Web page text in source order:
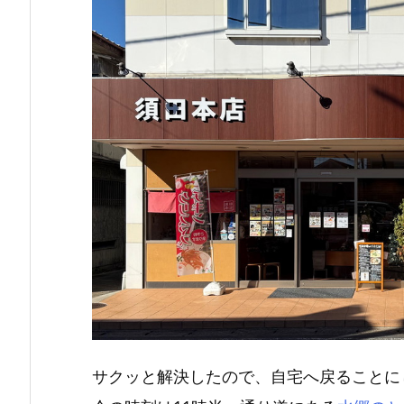
サクッと解決したので、自宅へ戻ること